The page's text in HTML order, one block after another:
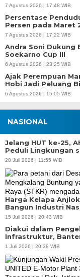
7 Agustus 2026 | 17:48 WIB
Persentase
Persen pada Maret
7 Agustus 2026 | 17:22 WIB
Andra Soni Dukung
Soekarno Cup III
6 Agustus 2026 | 23:25 WIB
Ajak Perempuan
Hobi Jadi Peluang
6 Agustus 2026 | 15:05 WIB
NASIONAL
Jelang HUT ke-25,
Peduli Lingkungan
28 Juli 2026 | 11:55 WIB
Harga Kelapa
Bangun Industri
15 Juli 2026 | 20:43 WIB
Diakui dalam
Infrastruktur,
1 Juli 2026 | 20:38 WIB